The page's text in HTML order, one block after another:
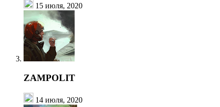
15 июля, 2020
ZAMPOLIT
14 июля, 2020